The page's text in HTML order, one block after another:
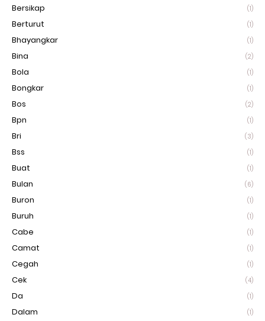
Bersikap (1)
Berturut (1)
Bhayangkar (1)
Bina (2)
Bola (1)
Bongkar (1)
Bos (2)
Bpn (1)
Bri (3)
Bss (1)
Buat (1)
Bulan (6)
Buron (1)
Buruh (1)
Cabe (1)
Camat (1)
Cegah (1)
Cek (4)
Da (1)
Dalam (1)